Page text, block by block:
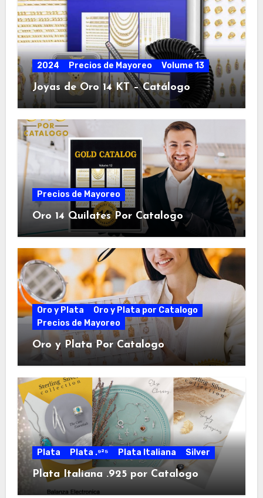
2024 Precios de Mayoreo Volume 13
Joyas de Oro 14 KT – Catálogo
Precios de Mayoreo
Oro 14 Quilates Por Catalogo
Oro y Plata
Oro y Plata por Catalogo
Precios de Mayoreo
Oro y Plata Por Catalogo
Plata Plata .⁹²⁵ Plata Italiana Silver
Plata Italiana .925 por Catalogo